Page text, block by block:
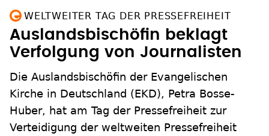
WELTWEITER TAG DER PRESSEFREIHEIT
Auslandsbischöfin beklagt
Verfolgung von Journalisten
Die Auslandsbischöfin der Evangelischen
Kirche in Deutschland (EKD), Petra Bosse-
Huber, hat am Tag der Pressefreiheit zur
Verteidigung der weltweiten Pressefreiheit